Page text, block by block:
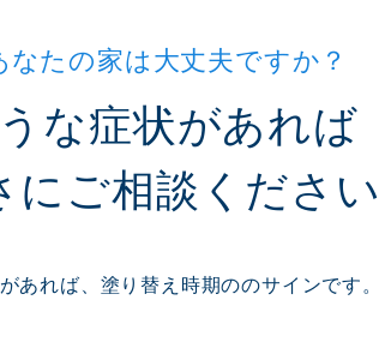
なたの家は大丈夫ですか？
な症状があれば
にご相談くださ
あれば、塗り替え時期ののサインです